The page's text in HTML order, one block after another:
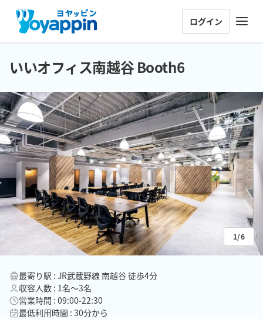
ログイン
1/6
最寄り駅 : JR武蔵野線 南越谷 徒歩4分
収容人数 : 1名〜3名
営業時間 : 09:00-22:30
最低利用時間 : 30分から
いいオフィス南越谷 Booth6